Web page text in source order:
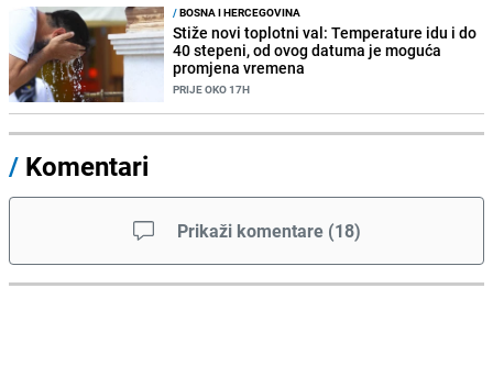
/BOSNA I HERCEGOVINA
Stiže novi toplotni val: Temperature idu i do
40 stepeni, od ovog datuma je moguća
promjena vremena
PRIJE OKO 17H
/ Komentari
Prikaži komentare (18)